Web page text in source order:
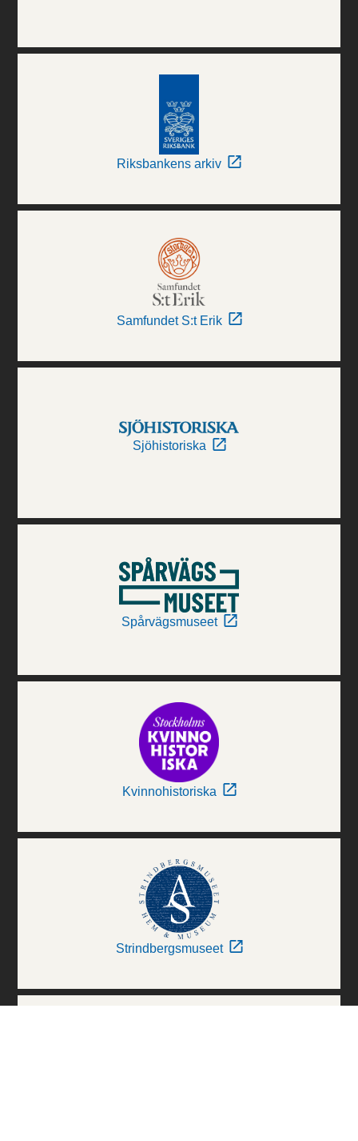
Riksbankens arkiv
Samfundet S:t Erik
Sjöhistoriska
Spårvägsmuseet
Kvinnohistoriska
Strindbergsmuseet